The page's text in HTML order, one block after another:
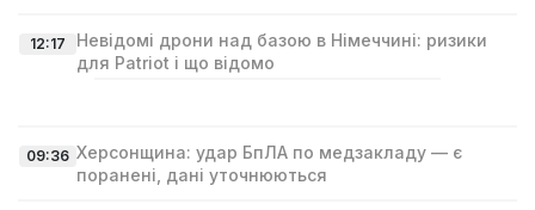
12:17
Невідомі дрони над базою в Німеччині: ризики
для Patriot і що відомо
09:36 Херсонщина: удар БпЛА по медзакладу — є
поранені, дані уточнюються